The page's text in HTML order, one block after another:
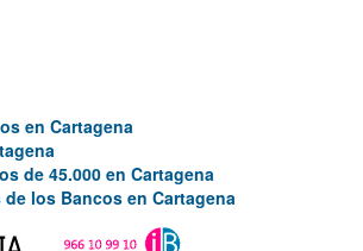
en Cartagena
de 45.000 en Cartagena
los Bancos en Cartagena